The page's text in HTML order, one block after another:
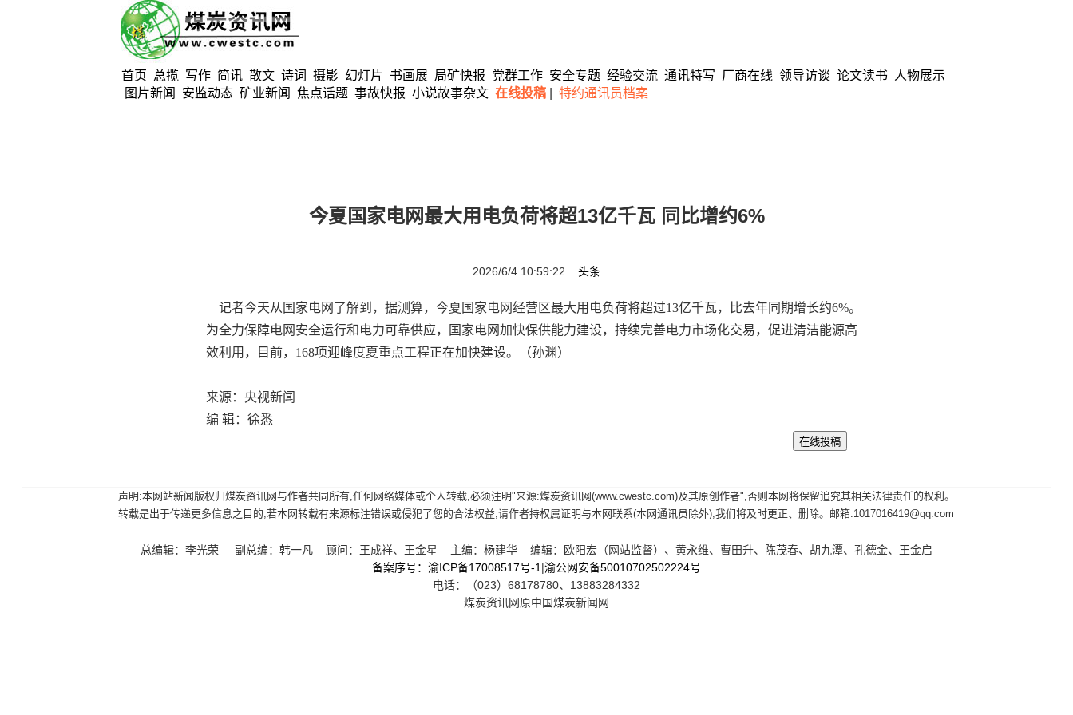
首页 总揽 写作 简讯 散文 诗词 摄影 幻灯片 书画展 局矿快报 党群工作 安全专题 经验交流 通讯特写 厂商在线 领导访谈 论文读书
人物展示
图片新闻
安监动态 矿业新闻 焦点话题 事故快报 小说故事杂文 在线投稿 特约通讯员档案
今夏国家电网最大用电负荷将超13亿千瓦 同比增约6%
2026/6/4 10:59:22 头条
记者今天从国家电网了解到，据测算，今夏国家电网经营区最大用电负荷将超过13亿千瓦，比去年同期增长约6%。
为全力保障电网安全运行和电力可靠供应，国家电网加快保供能力建设，持续完善电力市场化交易，促进清洁能源高
效利用，目前，168项迎峰度夏重点工程正在加快建设。（孙渊）
来源：央视新闻
编 辑：徐悉
声明:本网站新闻版权归煤炭资讯网与作者共同所有,任何网络媒体或个人转载,必须注明"来源:煤炭资讯网(www.cwestc.com)及其原创作者",否则本网将保留追究其相关法律责任的权利。
转载是出于传递更多信息之目的,若本网转载有来源标注错误或侵犯了您的合法权益,请作者持权属证明与本网联系(本网通讯员除外),我们将及时更正、删除。邮箱:1017016419@qq.com
总编辑：李光荣 副总编：韩一凡 顾问：王成祥、王金星 主编：杨建华 编辑：欧阳宏（网站监督）、黄永维、曹田升、陈茂春、胡九潭、孔德金、王金启
备案序号：渝ICP备17008517号-1 |渝公网安备50010702502224号
电话：（023）68178780、13883284332
煤炭资讯网原中国煤炭新闻网